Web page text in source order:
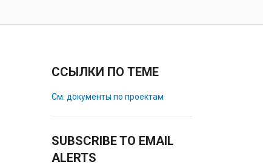
ССЫЛКИ ПО ТЕМЕ
См. документы по проектам
SUBSCRIBE TO EMAIL
ALERTS